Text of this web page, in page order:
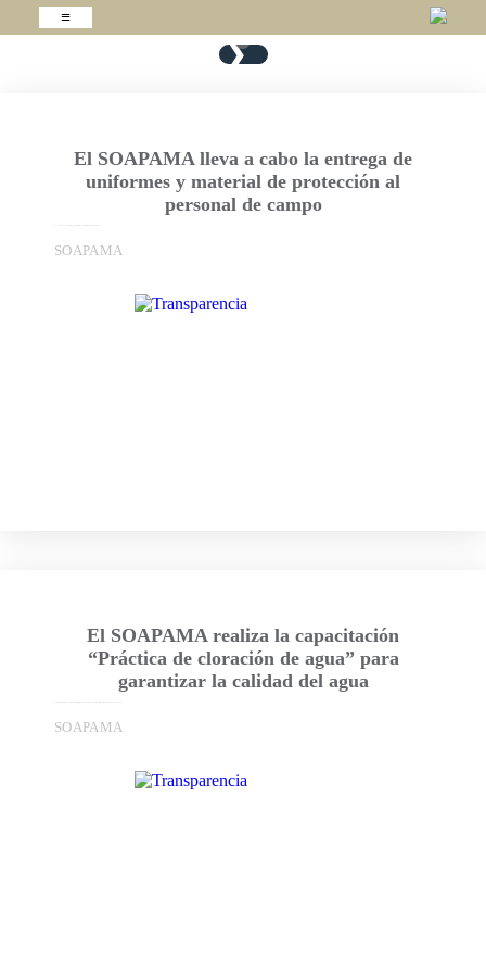
≡
❮
❯
El SOAPAMA lleva a cabo la entrega de
uniformes y material de protección al
personal de campo
SOAPAMA
El SOAPAMA realiza la capacitación
“Práctica de cloración de agua” para
garantizar la calidad del agua
SOAPAMA